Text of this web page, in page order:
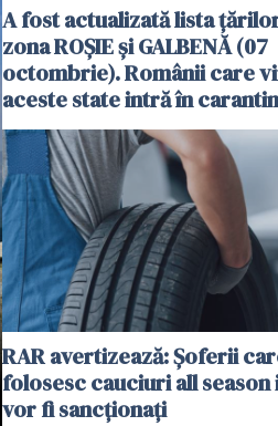
A fost actualizată lista
zona ROȘIE și GALBENĂ (07
octombrie). Românii care
aceste state intră în
RAR avertizează: Șoferii
folosesc cauciuri all season
vor fi sancționați